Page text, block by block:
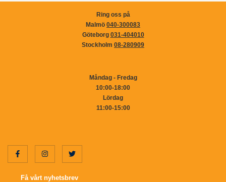
Ring oss på
Malmö 040-300083
Göteborg 031-404010
Stockholm 08-280909
Måndag - Fredag
10:00-18:00
Lördag
11:00-15:00
Få vårt nyhetsbrev